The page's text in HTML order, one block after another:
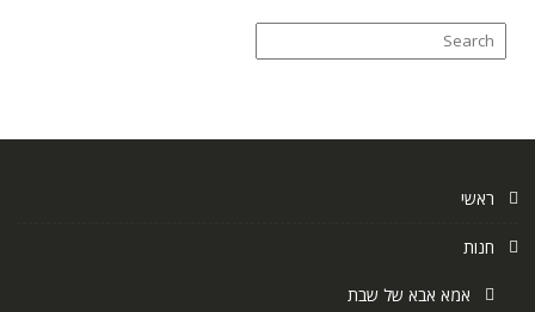
Search
ראשי
חנות
אמא אבא של שבת